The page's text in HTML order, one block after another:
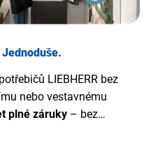
Jednoduše.
LIEBHERR bez
nebo vestavnému
plné záruky – bez